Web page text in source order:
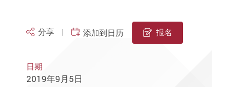
分享 添加到日历 报名
日期
2019年9月5日